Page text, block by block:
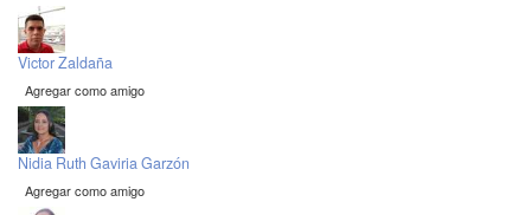
Victor Zaldaña
Agregar como amigo
Nidia Ruth Gaviria Garzón
Agregar como amigo